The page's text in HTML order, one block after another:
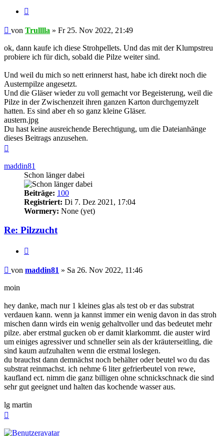
Beitrag
von Trulllla » Fr 25. Nov 2022, 21:49
ok, dann kaufe ich diese Strohpellets. Und das mit der Klumpstreu
probiere ich für dich, sobald die Pilze weiter sind.
Und weil du mich so nett erinnerst hast, habe ich direkt noch die
Austernpilze angesetzt.
Und die Gläser wieder zu voll gemacht vor Begeisterung, weil die
Pilze in der Zwischenzeit ihren ganzen Karton durchgemyzelt
hatten. Es sind aber eh so ganz kleine Gläser.
austern.jpg
Du hast keine ausreichende Berechtigung, um die Dateianhänge
dieses Beitrags anzusehen.
maddin81
Schon länger dabei
Beiträge: 100
Registriert: Di 7. Dez 2021, 17:04
Wormery: None (yet)
Re: Pilzzucht
Beitrag
von maddin81 » Sa 26. Nov 2022, 11:46
moin
hey danke, mach nur 1 kleines glas als test ob er das substrat
verdauen kann. wenn ja kannst immer ein wenig davon in das stroh
mischen dann wirds ein wenig gehaltvoller und das bedeutet mehr
pilze. aber erstmal gucken ob er damit klarkommt. die auster wird
um einiges agressiver und schneller sein als der kräuterseitling, die
sind kaum aufzuhalten wenn die erstmal loslegen.
du brauchst dann demnächst noch behälter oder beutel wo du das
substrat reinmachst. ich nehme 6 liter gefrierbeutel von rewe,
kaufland ect. nimm die ganz billigen ohne schnickschnack die sind
sehr gut geeignet und halten das kochende wasser aus.
lg martin